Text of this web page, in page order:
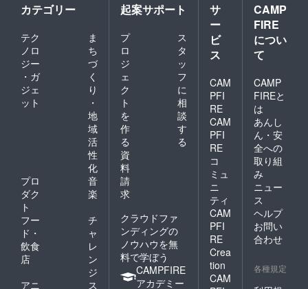
カテゴリー
テク
ノロ
ジー
・ガ
ジェ
ット
ま
ち
づ
く
り
・
地
域
活
性
化
プロ
ダク
ト
音
楽
フー
ド・
飲食
店
チ
ャ
レ
ン
ジ
アニ
ス
起案サポート
プ
ロ
ジ
ェ
ク
ト
を
作
る
ス
タ
ッ
フ
に
相
談
す
る
資
料
請
求
クラウドファ
ンディングの
ノウハウを無
料で学ぼう
CAMPFIRE
アカデミー
サ
ー
ビ
ス
CAM
PFI
RE
CAM
PFI
RE
コ
ミュ
ニ
ティ
CAM
PFI
RE
Crea
tion
CAM
CAMP
FIRE
につい
て
CAMP
FIREと
は
あんし
ん・安
全への
取り組
み
ニュー
ス
ヘルプ
お問い
合わせ
各種規定